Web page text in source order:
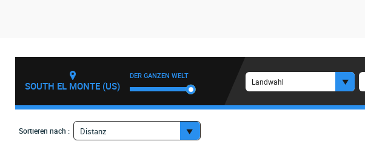
SOUTH EL MONTE (US)
DER GANZEN WELT
Landwahl
Sortieren nach : Distanz